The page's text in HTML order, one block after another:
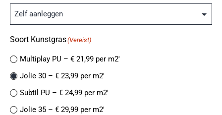
Soort Kunstgras(Vereist)
Multiplay PU – € 21,99 per m2′
Jolie 30 – € 23,99 per m2′
Subtil PU – € 24,99 per m2′
Jolie 35 – € 29,99 per m2′